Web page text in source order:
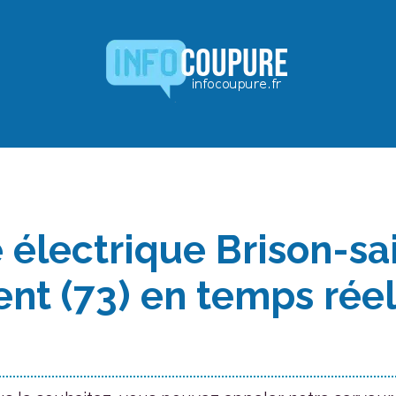
électrique Brison-
(73) en temps réel